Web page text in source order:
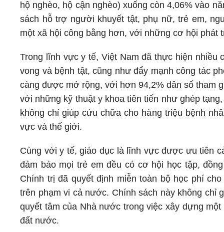
hộ nghèo, hộ cận nghèo) xuống còn 4,06% vào
sách hỗ trợ người khuyết tật, phụ nữ, trẻ em,
một xã hội công bằng hơn, với những cơ hội phát
Trong lĩnh vực y tế, Việt Nam đã thực hiện
vong và bệnh tật, cũng như đẩy mạnh công tác
càng được mở rộng, với hơn 94,2% dân số tham
với những kỹ thuật y khoa tiên tiến như ghép
không chỉ giúp cứu chữa cho hàng triệu bệnh
vực và thế giới.
Cùng với y tế, giáo dục là lĩnh vực được ưu tiên
đảm bảo mọi trẻ em đều có cơ hội học tập,
Chính trị đã quyết định miễn toàn bộ học phí
trên phạm vi cả nước. Chính sách này không chỉ
quyết tâm của Nhà nước trong việc xây dựng
đất nước.